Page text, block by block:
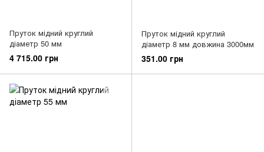
Пруток мідний круглий
діаметр 50 мм
4 715.00 грн
Пруток мідний круглий
діаметр 8 мм довжина 3000мм
351.00 грн